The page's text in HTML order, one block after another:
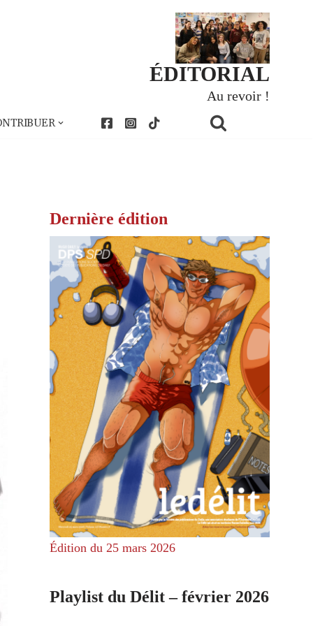
ÉDITORIAL
Au revoir !
Dernière édition
Édition du 25 mars 2026
Playlist du Délit – février 2026